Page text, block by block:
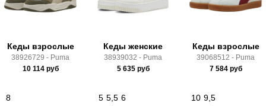
Кеды взрослые
38926729 - Puma
10 114руб
8
Кеды женские
38939032 - Puma
5 635руб
5 5,5 6
Кеды взрослые
39068512 - Puma
7 584руб
10 9,5